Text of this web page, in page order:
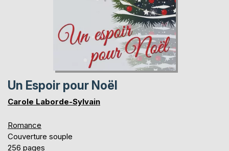
Un Espoir pour Noël
Carole Laborde-Sylvain
Romance
Couverture souple
256 pages